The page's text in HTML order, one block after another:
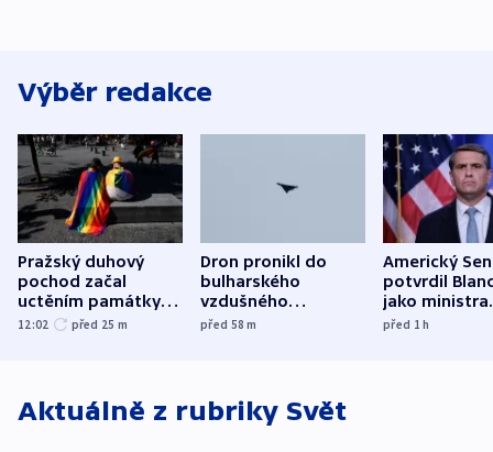
Výběr redakce
Pražský duhový
pochod začal
uctěním památky
obětí berlínského
12:02 před 25 m
Dron pronikl do
bulharského
vzdušného
prostoru,
před 58m
Americký
potvrdil
jako ministra
před 1h
Aktuálně z rubriky Svět